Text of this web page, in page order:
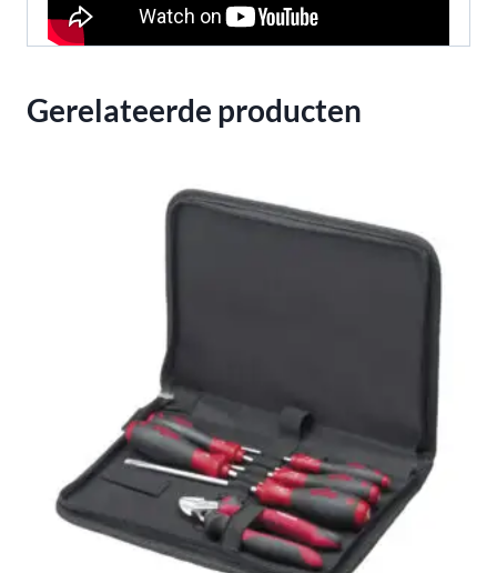
Gerelateerde producten